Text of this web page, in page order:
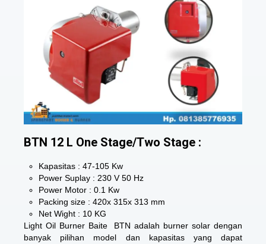
BTN 12 L One Stage/Two Stage :
Kapasitas : 47-105 Kw
Power Suplay : 230 V 50 Hz
Power Motor : 0.1 Kw
Packing size : 420x 315x 313 mm
Net Wight : 10 KG
Light Oil Burner Baite BTN adalah burner solar dengan
banyak pilihan model dan kapasitas yang dapat